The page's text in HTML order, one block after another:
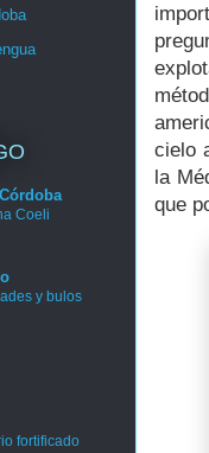
cielo
la
que
Coeli
y bulos
fortificado